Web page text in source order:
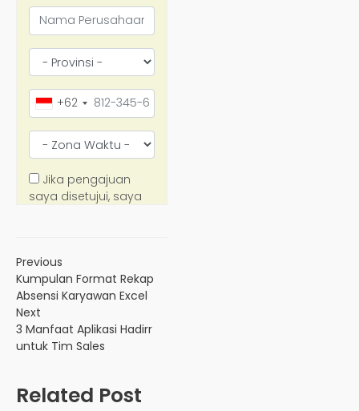
Previous
Kumpulan Format Rekap
Absensi Karyawan Excel
Next
3 Manfaat Aplikasi Hadirr
untuk Tim Sales
Related Post